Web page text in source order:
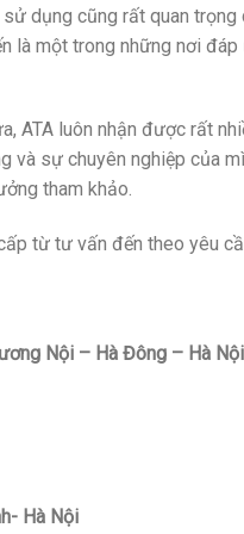
dụng cũng rất quan
là một trong những nơi
ATA luôn nhận được rất
và sự chuyên nghiệp của
tham khảo.
từ tư vấn đến theo yêu
Nội – Hà Đông – Hà Nội
Hà Nội